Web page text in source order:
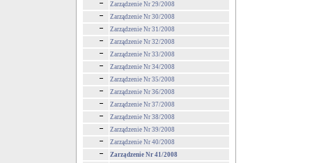
Zarządzenie Nr 29/2008
Zarządzenie Nr 30/2008
Zarządzenie Nr 31/2008
Zarządzenie Nr 32/2008
Zarządzenie Nr 33/2008
Zarządzenie Nr 34/2008
Zarządzenie Nr 35/2008
Zarządzenie Nr 36/2008
Zarządzenie Nr 37/2008
Zarządzenie Nr 38/2008
Zarządzenie Nr 39/2008
Zarządzenie Nr 40/2008
Zarządzenie Nr 41/2008